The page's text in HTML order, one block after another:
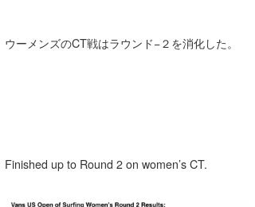
ウーメンズのCT戦はラウンド−２を消化した。
Finished up to Round 2 on women’s CT.